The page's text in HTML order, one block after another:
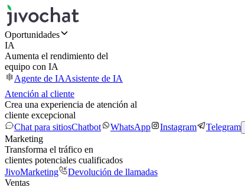
Oportunidades
IA
Aumenta el rendimiento del
equipo con IA
Agente de IAAsistente de IA
Atención al cliente
Crea una experiencia de atención al
cliente excepcional
Chat para sitiosChatbot WhatsApp Instagram Telegram
Marketing
Transforma el tráfico en
clientes potenciales cualificados
JivoMarketing
Devolución de llamadas
Ventas